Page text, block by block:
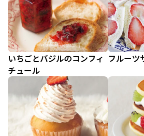
いちごとバジルのコンフィ
チュール
フルーツ